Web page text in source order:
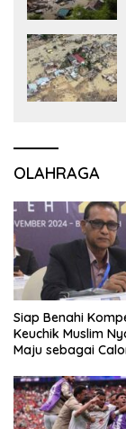
OLAHRAGA
Siap Benahi
Keuchik Muslim
Maju sebagai